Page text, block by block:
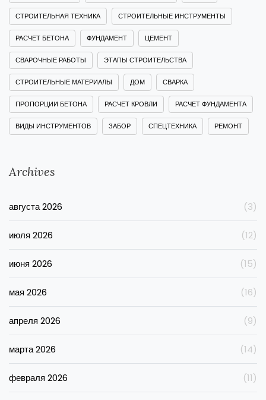
СТРОИТЕЛЬНАЯ ТЕХНИКА СТРОИТЕЛЬНЫЕ ИНСТРУМЕНТЫ
РАСЧЕТ БЕТОНА ФУНДАМЕНТ ЦЕМЕНТ
СВАРОЧНЫЕ РАБОТЫ ЭТАПЫ СТРОИТЕЛЬСТВА
СТРОИТЕЛЬНЫЕ МАТЕРИАЛЫ ДОМ СВАРКА
ПРОПОРЦИИ БЕТОНА РАСЧЕТ КРОВЛИ РАСЧЕТ ФУНДАМЕНТА
ВИДЫ ИНСТРУМЕНТОВ ЗАБОР СПЕЦТЕХНИКА РЕМОНТ
Archives
августа 2026 (3)
июля 2026 (12)
июня 2026 (15)
мая 2026 (16)
апреля 2026 (9)
марта 2026 (14)
февраля 2026 (11)